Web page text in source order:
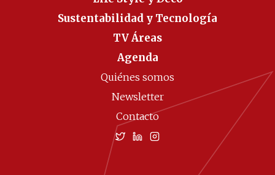
Sustentabilidad y Tecnología
TV Áreas
Agenda
Quiénes somos
Newsletter
Contacto